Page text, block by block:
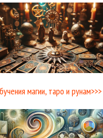
магии, таро и рунам>>>